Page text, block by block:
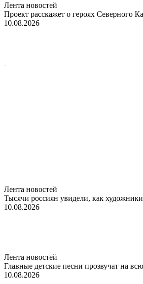
Лента новостей
Проект расскажет о героях Северного
10.08.2026
Лента новостей
Тысячи россиян увидели, как
10.08.2026
Лента новостей
Главные детские песни прозвучат на
10.08.2026